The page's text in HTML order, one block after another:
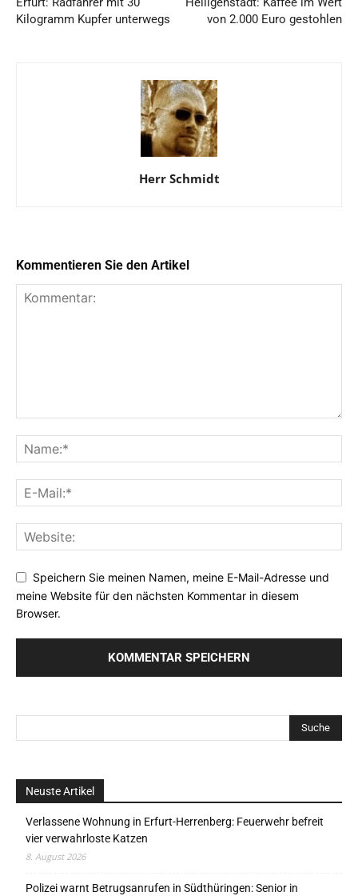
Kilogramm Kupfer unterwegs
von 2.000 Euro gestohlen
Herr Schmidt
Kommentieren Sie den Artikel
Speichern Sie meinen Namen, meine E-Mail-Adresse und
meine Website für den nächsten Kommentar in diesem
Browser.
Neuste Artikel
Verlassene Wohnung in Erfurt-Herrenberg: Feuerwehr befreit
vier verwahrloste Katzen
8. August 2026
Polizei warnt Betrugsanrufen in Südthüringen: Senior in